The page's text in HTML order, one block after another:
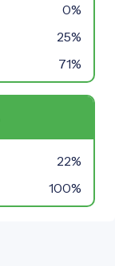
0%
25%
71%
22%
100%